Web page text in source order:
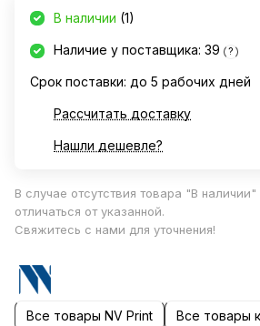
В наличии (1)
Наличие у поставщика: 39 ?
Срок поставки: до 5 рабочих дней
Рассчитать доставку
Нашли дешевле?
В случае отсутствия товара "В
отличаться от указанной.
Свяжитесь с нами для уточнения!
Все товары NV Print Все товары